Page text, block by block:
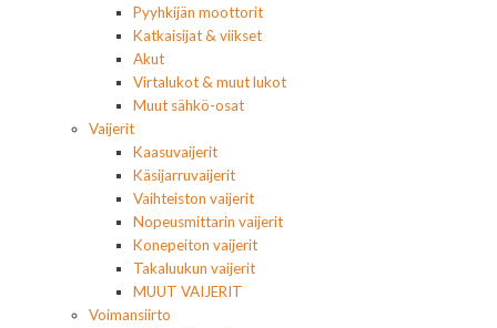
Pyyhkijän moottorit
Katkaisijat & viikset
Akut
Virtalukot & muut lukot
Muut sähkö-osat
Vaijerit
Kaasuvaijerit
Käsijarruvaijerit
Vaihteiston vaijerit
Nopeusmittarin vaijerit
Konepeiton vaijerit
Takaluukun vaijerit
MUUT VAIJERIT
Voimansiirto